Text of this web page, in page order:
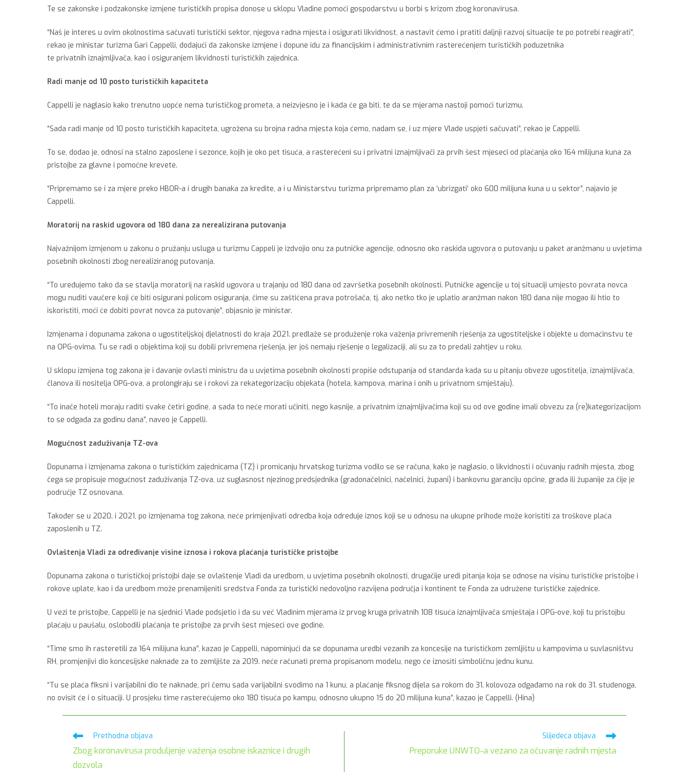
Te se zakonske i podzakonske izmjene turističkih propisa donose u sklopu Vladine pomoći gospodarstvu u borbi s krizom zbog koronavirusa.
“Naš je interes u ovim okolnostima sačuvati turistički sektor, njegova radna mjesta i osigurati likvidnost, a nastavit ćemo i pratiti daljnji razvoj situacije te po potrebi reagirati”,
rekao je ministar turizma Gari Cappelli, dodajući da zakonske izmjene i dopune idu za financijskim i administrativnim rasterećenjem turističkih poduzetnika
te privatnih iznajmljivača, kao i osiguranjem likvidnosti turističkih zajednica.
Radi manje od 10 posto turističkih kapaciteta
Cappelli je naglasio kako trenutno uopće nema turističkog prometa, a neizvjesno je i kada će ga biti, te da se mjerama nastoji pomoći turizmu.
“Sada radi manje od 10 posto turističkih kapaciteta, ugrožena su brojna radna mjesta koja ćemo, nadam se, i uz mjere Vlade uspjeti sačuvati”, rekao je Cappelli.
To se, dodao je, odnosi na stalno zaposlene i sezonce, kojih je oko pet tisuća, a rasterećeni su i privatni iznajmljivači za prvih šest mjeseci od plaćanja oko 164 milijuna kuna za
pristojbe za glavne i pomoćne krevete.
“Pripremamo se i za mjere preko HBOR-a i drugih banaka za kredite, a i u Ministarstvu turizma pripremamo plan za ‘ubrizgati’ oko 600 milijuna kuna u u sektor”, najavio je
Cappelli.
Moratorij na raskid ugovora od 180 dana za nerealizirana putovanja
Najvažnijom izmjenom u zakonu o pružanju usluga u turizmu Cappeli je izdvojio onu za putničke agencije, odnosno oko raskida ugovora o putovanju u paket aranžmanu u uvjetima
posebnih okolnosti zbog nerealiziranog putovanja.
“To uređujemo tako da se stavlja moratorij na raskid ugovora u trajanju od 180 dana od završetka posebnih okolnosti. Putničke agencije u toj situaciji umjesto povrata novca
mogu nuditi vaučere koji će biti osigurani policom osiguranja, čime su zaštićena prava potrošača, tj. ako netko tko je uplatio aranžman nakon 180 dana nije mogao ili htio to
iskoristiti, moći će dobiti povrat novca za putovanje”, objasnio je ministar.
Izmjenama i dopunama zakona o ugostiteljskoj djelatnosti do kraja 2021. predlaže se produženje roka važenja privremenih rješenja za ugostiteljske i objekte u domaćinstvu te
na OPG-ovima. Tu se radi o objektima koji su dobili privremena rješenja, jer još nemaju rješenje o legalizaciji, ali su za to predali zahtjev u roku.
U sklopu izmjena tog zakona je i davanje ovlasti ministru da u uvjetima posebnih okolnosti propiše odstupanja od standarda kada su u pitanju obveze ugostitelja, iznajmljivača,
članova ili nositelja OPG-ova, a prolongiraju se i rokovi za rekategorizaciju objekata (hotela, kampova, marina i onih u privatnom smještaju).
“To inače hoteli moraju raditi svake četiri godine, a sada to neće morati učiniti, nego kasnije, a privatnim iznajmljivačima koji su od ove godine imali obvezu za (re)kategorizacijom
to se odgađa za godinu dana”, naveo je Cappelli.
Mogućnost zaduživanja TZ-ova
Dopunama i izmjenama zakona o turističkim zajednicama (TZ) i promicanju hrvatskog turizma vodilo se se računa, kako je naglasio, o likvidnosti i očuvanju radnih mjesta, zbog
čega se propisuje mogućnost zaduživanja TZ-ova, uz suglasnost njezinog predsjednika (gradonačelnici, načelnici, župani) i bankovnu garanciju općine, grada ili županije za čije je
područje TZ osnovana.
Također se u 2020. i 2021, po izmjenama tog zakona, neće primjenjivati odredba koja određuje iznos koji se u odnosu na ukupne prihode može koristiti za troškove plaća
zaposlenih u TZ.
Ovlaštenja Vladi za određivanje visine iznosa i rokova plaćanja turističke pristojbe
Dopunama zakona o turističkoj pristojbi daje se ovlaštenje Vladi da uredbom, u uvjetima posebnih okolnosti, drugačije uredi pitanja koja se odnose na visinu turističke pristojbe i
rokove uplate, kao i da uredbom može prenamijeniti sredstva Fonda za turistički nedovoljno razvijena područja i kontinent te Fonda za udružene turističke zajednice.
U vezi te pristojbe, Cappelli je na sjednici Vlade podsjetio i da su već Vladinim mjerama iz prvog kruga privatnih 108 tisuća iznajmljivača smještaja i OPG-ove, koji tu pristojbu
plaćaju u paušalu, oslobodili plaćanja te pristojbe za prvih šest mjeseci ove godine.
“Time smo ih rasteretili za 164 milijuna kuna”, kazao je Cappelli, napominjući da se dopunama uredbi vezanih za koncesije na turističkom zemljištu u kampovima u suvlasništvu
RH, promjenjivi dio koncesijske naknade za to zemljište za 2019. neće računati prema propisanom modelu, nego će iznositi simboličnu jednu kunu.
“Tu se plaća fiksni i varijabilni dio te naknade, pri čemu sada varijabilni svodimo na 1 kunu, a plaćanje fiksnog dijela sa rokom do 31. kolovoza odgađamo na rok do 31. studenoga,
no ovisit će i o situaciji. U prosjeku time rasterećujemo oko 180 tisuća po kampu, odnosno ukupno 15 do 20 milijuna kuna”, kazao je Cappelli. (Hina)
Pročitaj
više
članaka
Prethodna objava
Zbog koronavirusa produljenje važenja osobne iskaznice i drugih
dozvola
Slijedeća objava
Preporuke UNWTO-a vezano za očuvanje radnih mjesta